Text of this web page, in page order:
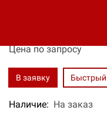
Цена по запросу
В заявку Быстрый
Наличие: На заказ